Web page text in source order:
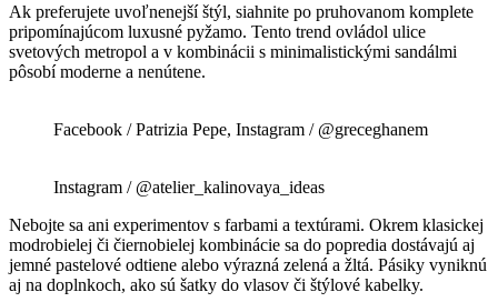
Ak preferujete uvoľnenejší štýl, siahnite po pruhovanom komplete
pripomínajúcom luxusné pyžamo. Tento trend ovládol ulice
svetových metropol a v kombinácii s minimalistickými sandálmi
pôsobí moderne a nenútene.
Facebook / Patrizia Pepe, Instagram / @greceghanem
Instagram / @atelier_kalinovaya_ideas
Nebojte sa ani experimentov s farbami a textúrami. Okrem klasickej
modrobielej či čiernobielej kombinácie sa do popredia dostávajú aj
jemné pastelové odtiene alebo výrazná zelená a žltá. Pásiky vyniknú
aj na doplnkoch, ako sú šatky do vlasov či štýlové kabelky.